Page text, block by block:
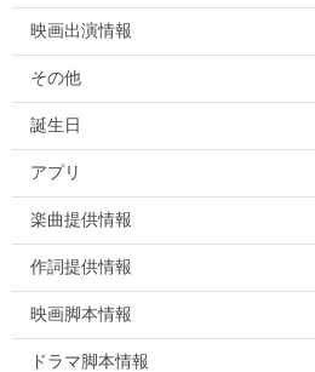
映画出演情報
その他
誕生日
アプリ
楽曲提供情報
作詞提供情報
映画脚本情報
ドラマ脚本情報